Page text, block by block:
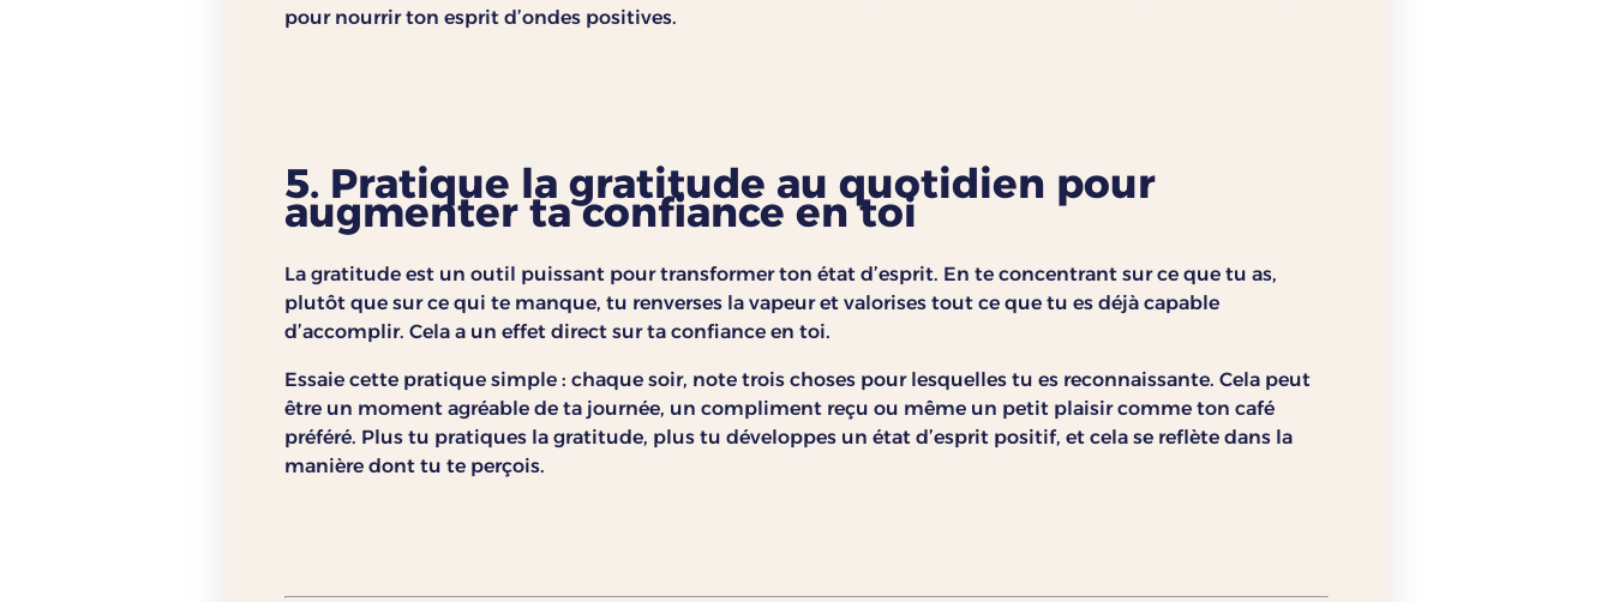
pour nourrir ton esprit d’ondes positives.
5. Pratique la gratitude au quotidien pour
augmenter ta confiance en toi
La gratitude est un outil puissant pour transformer ton état d’esprit. En te concentrant sur ce que tu as,
plutôt que sur ce qui te manque, tu renverses la vapeur et valorises tout ce que tu es déjà capable
d’accomplir. Cela a un effet direct sur ta confiance en toi.
Essaie cette pratique simple : chaque soir, note trois choses pour lesquelles tu es reconnaissante. Cela peut
être un moment agréable de ta journée, un compliment reçu ou même un petit plaisir comme ton café
préféré. Plus tu pratiques la gratitude, plus tu développes un état d’esprit positif, et cela se reflète dans la
manière dont tu te perçois.